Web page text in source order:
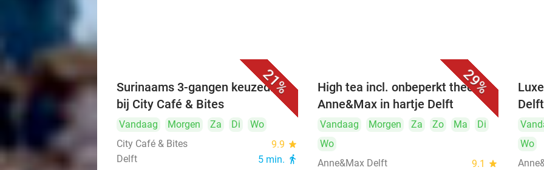
21%
Surinaams 3-gangen keuzediner
bij City Café & Bites
Vandaag Morgen Za Di
Wo
City Café & Bites
9.9 star
Delft 5 min. directions_walk
29%
High tea incl. onbeperkt thee bij
Anne&Max in hartje Delft
Vandaag Morgen Za Zo Ma
Di
Wo
Anne&Max Delft
9.1 star
Delft
Wo